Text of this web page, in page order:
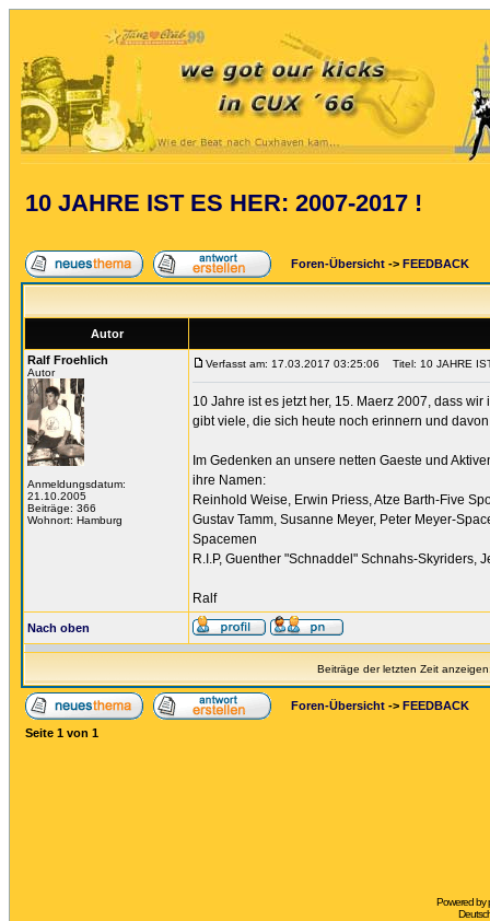
10 JAHRE IST ES HER: 2007-2017 !
Foren-Übersicht -> FEEDBACK
Autor
Ralf Froehlich
Autor
Anmeldungsdatum:
21.10.2005
Beiträge: 366
Wohnort: Hamburg
Verfasst am: 17.03.2017 03:25:06 Titel: 10 JAHRE
10 Jahre ist es jetzt her, 15. Maerz 2007, dass
gibt viele, die sich heute noch erinnern und
Im Gedenken an unsere netten Gaeste und
ihre Namen:
Reinhold Weise, Erwin Priess, Atze Barth-Five
Gustav Tamm, Susanne Meyer, Peter Meyer-
Spacemen
R.I.P, Guenther "Schnaddel" Schnahs-Skyriders,
Ralf
Nach oben
Beiträge der letzten Zeit
Foren-Übersicht -> FEEDBACK
Seite 1 von 1
Powered by